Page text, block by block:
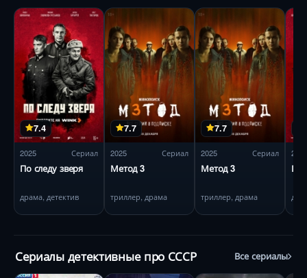
7.4
2025 Сериал
По следу зверя
драма, детектив
7.7
2025 Сериал
Метод 3
триллер, драма
7.7
2025 Сериал
Метод 3
триллер, драма
2025
По
Сериалы детективные про СССР Все сериалы